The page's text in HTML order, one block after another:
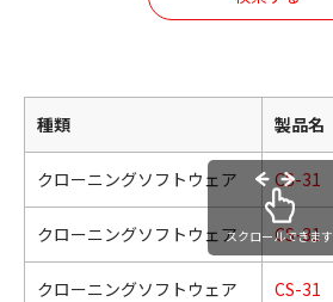
種類 製品名
クローニングソフトウェア CS-31
クローニングソフトウェア CS-31
クローニングソフトウェア CS-31
スクロールできます